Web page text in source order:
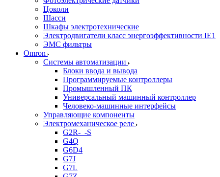
Цоколи
Шасси
Шкафы электротехнические
Электродвигатели класс энергоэффективности IE1
ЭМС фильтры
Omron
Системы автоматизации
Блоки ввода и вывода
Программируемые контроллеры
Промышленный ПК
Универсальный машинный контроллер
Человеко-машинные интерфейсы
Управляющие компоненты
Электромеханическое реле
G2R-_-S
G4Q
G6D4
G7J
G7L